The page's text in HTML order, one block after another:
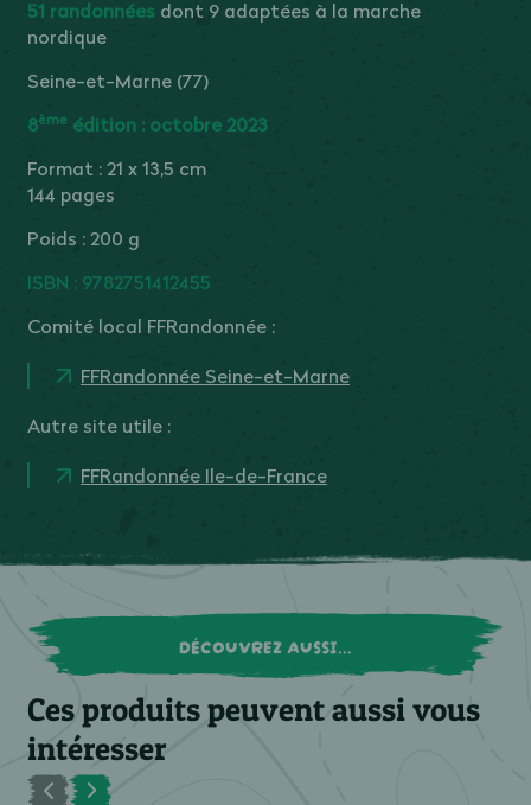
51 randonnées dont 9 adaptées à la marche
nordique
Seine-et-Marne (77)
8ème édition : octobre 2023
Format : 21 x 13,5 cm
144 pages
Poids : 200 g
ISBN : 9782751412455
Comité local FFRandonnée :
FFRandonnée Seine-et-Marne
Autre site utile :
FFRandonnée Ile-de-France
DÉCOUVREZ AUSSI...
Ces produits peuvent aussi vous
intéresser